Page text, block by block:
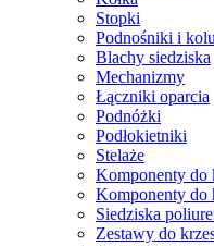
Stopki
Podnośniki i
Blachy siedziska
Mechanizmy
Łączniki oparcia
Podnóżki
Podłokietniki
Stelaże
Komponenty do
Komponenty do
Siedziska
Zestawy do